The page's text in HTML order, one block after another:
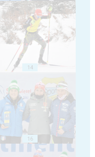
14
16